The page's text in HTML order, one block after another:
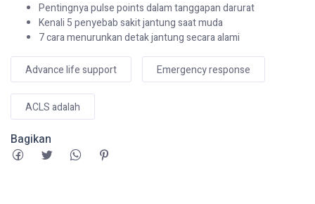
Pentingnya pulse points dalam tanggapan darurat
Kenali 5 penyebab sakit jantung saat muda
7 cara menurunkan detak jantung secara alami
Advance life support Emergency response
ACLS adalah
Bagikan